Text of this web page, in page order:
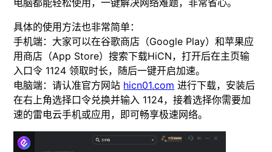
具体的使用方法也非常简单：
手机端：大家可以在谷歌商店（Google Play）和苹果应
用商店（App Store）搜索下载HiCN，打开后在主页输
入口令 1124 领取时长，随后一键开启加速。
电脑端：请认准官方网站 hicn01.com 进行下载，安装后
在右上角选择口令兑换并输入 1124，接着选择你需要加
速的雷电云手机或应用，即可畅享极速网络。